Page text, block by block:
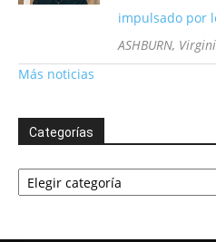
impulsado por
ASHBURN,
Más noticias
Categorías
Categorías